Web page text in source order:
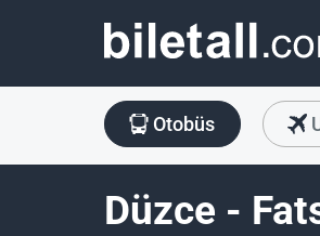
Otobüs
Düzce -